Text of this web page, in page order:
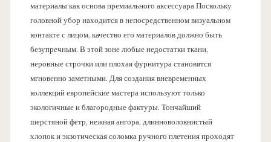
материалы как основа премиального аксессуара Поскольку
головной убор находится в непосредственном визуальном
контакте с лицом, качество его материалов должно быть
безупречным. В этой зоне любые недостатки ткани,
неровные строчки или плохая фурнитура становятся
мгновенно заметными. Для создания вневременных
коллекций европейские мастера используют только
экологичные и благородные фактуры. Тончайший
шерстяной фетр, нежная ангора, длинноволокнистый
хлопок и экзотическая соломка ручного плетения проходят